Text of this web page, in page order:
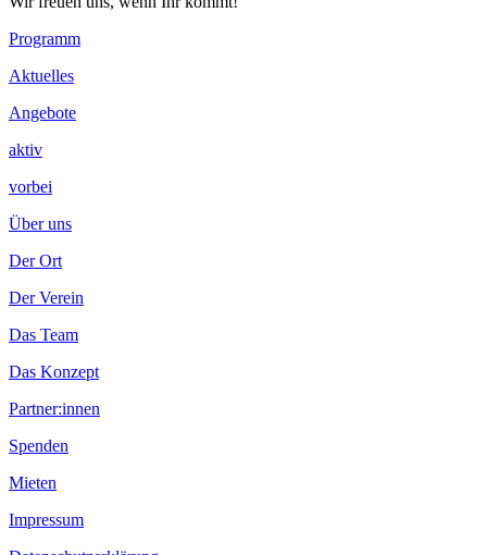
Footer
Inhalt
Programm
Aktuelles
Angebote
aktiv
vorbei
Über uns
Der Ort
Der Verein
Das Team
Das Konzept
Partner:innen
Spenden
Mieten
Impressum